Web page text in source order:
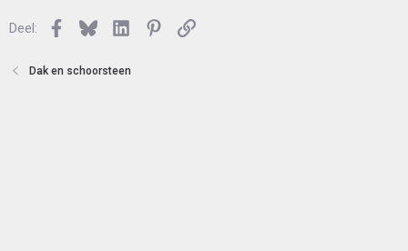
Deel: Facebook
BlueskyLinkedInPinterest
Link
Dak en schoorsteen